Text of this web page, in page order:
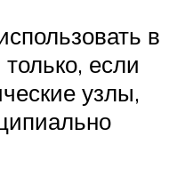
в
если
узлы,